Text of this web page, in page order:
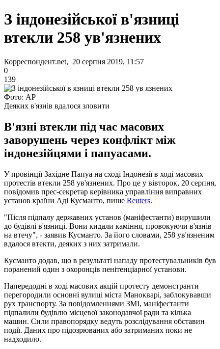
З індонезійської в'язниці
втекли 258 ув'язнених
Корреспондент.net, 20 серпня 2019, 11:57
0
139
Фото: AP
Деяких в'язнів вдалося зловити
В'язні втекли під час масових
заворушень через конфлікт між
індонезійцями і папуасами.
У провінції Західне Папуа на сході Індонезії в ході масових
протестів втекли 258 ув'язнених. Про це у вівторок, 20 серпня,
повідомив прес-секретар керівника управління виправних
установ країни Аді Кусманто, пише Reuters.
"Після підпалу державних установ (маніфестанти) вирушили
до будівлі в'язниці. Вони кидали каміння, провокуючи в'язнів
на втечу", - заявив Кусманто. За його словами, 258 ув'язненим
вдалося втекти, деяких з них затримали.
Кусманто додав, що в результаті нападу протестувальників був
поранений один з охоронців пенітенціарної установи.
Напередодні в ході масових акцій протесту демонстранти
перегородили основні вулиці міста Манокварі, заблокувавши
рух транспорту. За повідомленнями ЗМІ, маніфестанти
підпалили будівлю місцевої законодавчої ради та кілька
машин. Сили правопорядку ведуть розслідування обставин
події. Даних про підозрюваних або затриманих поки не
надходило.